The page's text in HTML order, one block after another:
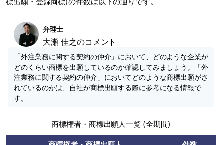
弁理士
大瀬 佳之のコメント
「外注業務に関する契約の仲介」において、どのような企業が
どのくらい商標を出願しているのか確認してみましょう。「外
注業務に関する契約の仲介」においてどのような商標出願がさ
れているのかは、自社が商標出願する際に参考になる情報で
す。
商標権者・商標出願人一覧 (全期間)